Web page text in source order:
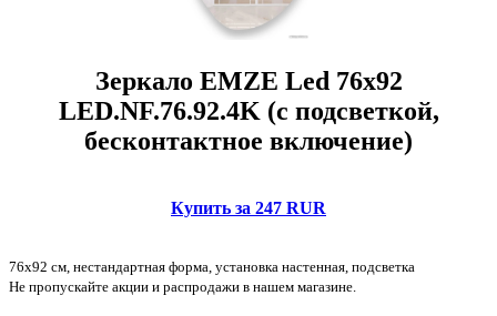
Зеркало EMZE Led 76x92
LED.NF.76.92.4K (с подсветкой,
бесконтактное включение)
Купить за 247 RUR
76x92 см, нестандартная форма, установка настенная, подсветка
Не пропускайте акции и распродажи в нашем магазине.